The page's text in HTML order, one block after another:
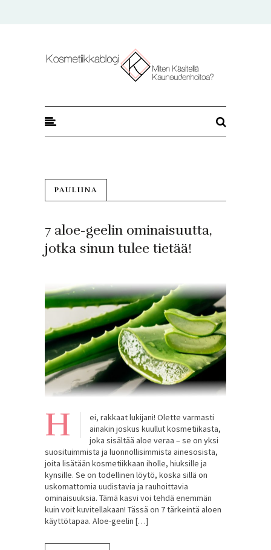
Kosmetiikkablogi
PAULIINA
7 aloe-geelin ominaisuutta,
jotka sinun tulee tietää!
H
ei, rakkaat lukijani! Olette varmasti
ainakin joskus kuullut kosmetiikasta,
joka sisältää aloe veraa – se on yksi
suosituimmista ja luonnollisimmista ainesosista,
joita lisätään kosmetiikkaan iholle, hiuksille ja
kynsille. Se on todellinen löytö, koska sillä on
uskomattomia uudistavia ja rauhoittavia
ominaisuuksia. Tämä kasvi voi tehdä enemmän
kuin voit kuvitellakaan! Tässä on 7 tärkeintä aloen
käyttötapaa. Aloe-geelin […]